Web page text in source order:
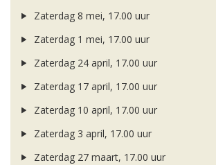
Zaterdag 8 mei, 17.00 uur
Zaterdag 1 mei, 17.00 uur
Zaterdag 24 april, 17.00 uur
Zaterdag 17 april, 17.00 uur
Zaterdag 10 april, 17.00 uur
Zaterdag 3 april, 17.00 uur
Zaterdag 27 maart, 17.00 uur